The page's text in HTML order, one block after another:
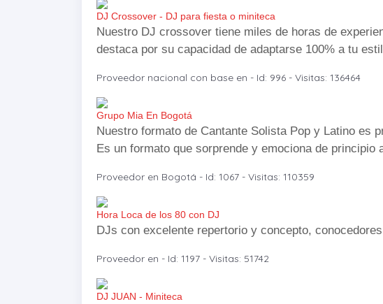
DJ Crossover - DJ para fiesta o miniteca
Nuestro DJ crossover tiene miles de horas de
destaca por su capacidad de adaptarse 100% a tu
Proveedor nacional con base en - Id: 996 - Visitas: 136464
Grupo Mia En Bogotá
Nuestro formato de Cantante Solista Pop y Latino es
Es un formato que sorprende y emociona de
Proveedor en Bogotá - Id: 1067 - Visitas: 110359
Hora Loca de los 80 con DJ
DJs con excelente repertorio y concepto,
Proveedor en - Id: 1197 - Visitas: 51742
DJ JUAN - Miniteca